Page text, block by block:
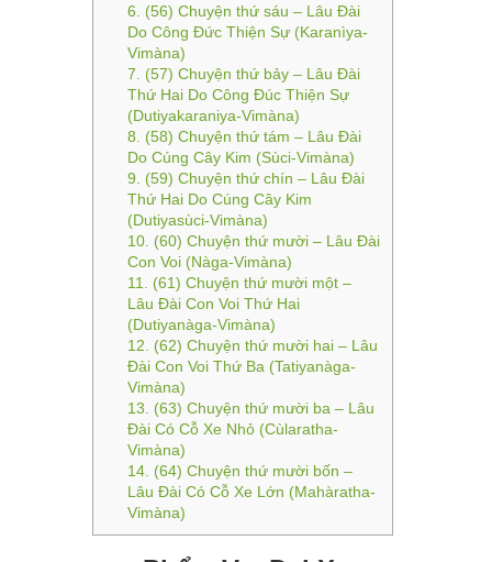
6. (56) Chuyện thứ sáu – Lâu Ðài
Do Công Ðức Thiện Sự (Karanìya-
Vimàna)
7. (57) Chuyện thứ bảy – Lâu Ðài
Thứ Hai Do Công Ðúc Thiện Sự
(Dutiyakaraniya-Vimàna)
8. (58) Chuyện thứ tám – Lâu Ðài
Do Cúng Cây Kim (Sùci-Vimàna)
9. (59) Chuyện thứ chín – Lâu Ðài
Thứ Hai Do Cúng Cây Kim
(Dutiyasùci-Vimàna)
10. (60) Chuyện thứ mười – Lâu Ðài
Con Voi (Nàga-Vimàna)
11. (61) Chuyện thứ mười một –
Lâu Ðài Con Voi Thứ Hai
(Dutiyanàga-Vimàna)
12. (62) Chuyện thứ mười hai – Lâu
Ðài Con Voi Thứ Ba (Tatiyanàga-
Vimàna)
13. (63) Chuyện thứ mười ba – Lâu
Ðài Có Cỗ Xe Nhỏ (Cùlaratha-
Vimàna)
14. (64) Chuyện thứ mười bốn –
Lâu Ðài Có Cỗ Xe Lớn (Mahàratha-
Vimàna)